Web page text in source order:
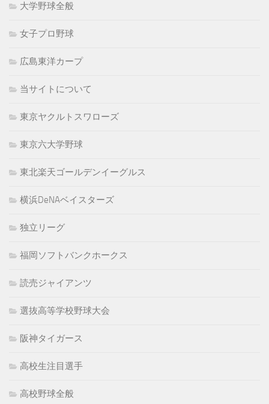
大学野球全般
女子プロ野球
広島東洋カープ
当サイトについて
東京ヤクルトスワローズ
東京六大学野球
東北楽天ゴールデンイーグルス
横浜DeNAベイスターズ
独立リーグ
福岡ソフトバンクホークス
読売ジャイアンツ
選抜高等学校野球大会
阪神タイガース
高校生注目選手
高校野球全般